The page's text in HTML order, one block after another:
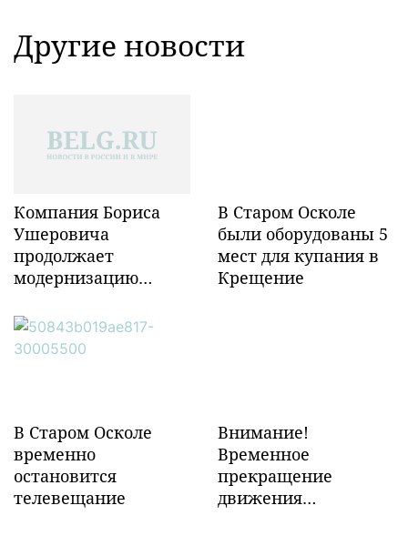
Другие новости
Компания Бориса
Ушеровича
продолжает
модернизацию
инфраструктуры в
Забайкалье
В Старом Осколе
были оборудованы 5
мест для купания в
Крещение
В Старом Осколе
временно
остановится
телевещание
Внимание!
Временное
прекращение
движения